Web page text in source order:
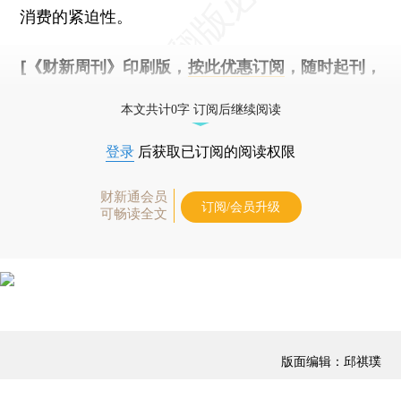
消费的紧迫性。
[《财新周刊》印刷版， 按此优惠订阅 ，随时起刊，
本文共计0字 订阅后继续阅读
登录 后获取已订阅的阅读权限
财新通会员
可畅读全文
订阅/会员升级
版面编辑：邱祺璞